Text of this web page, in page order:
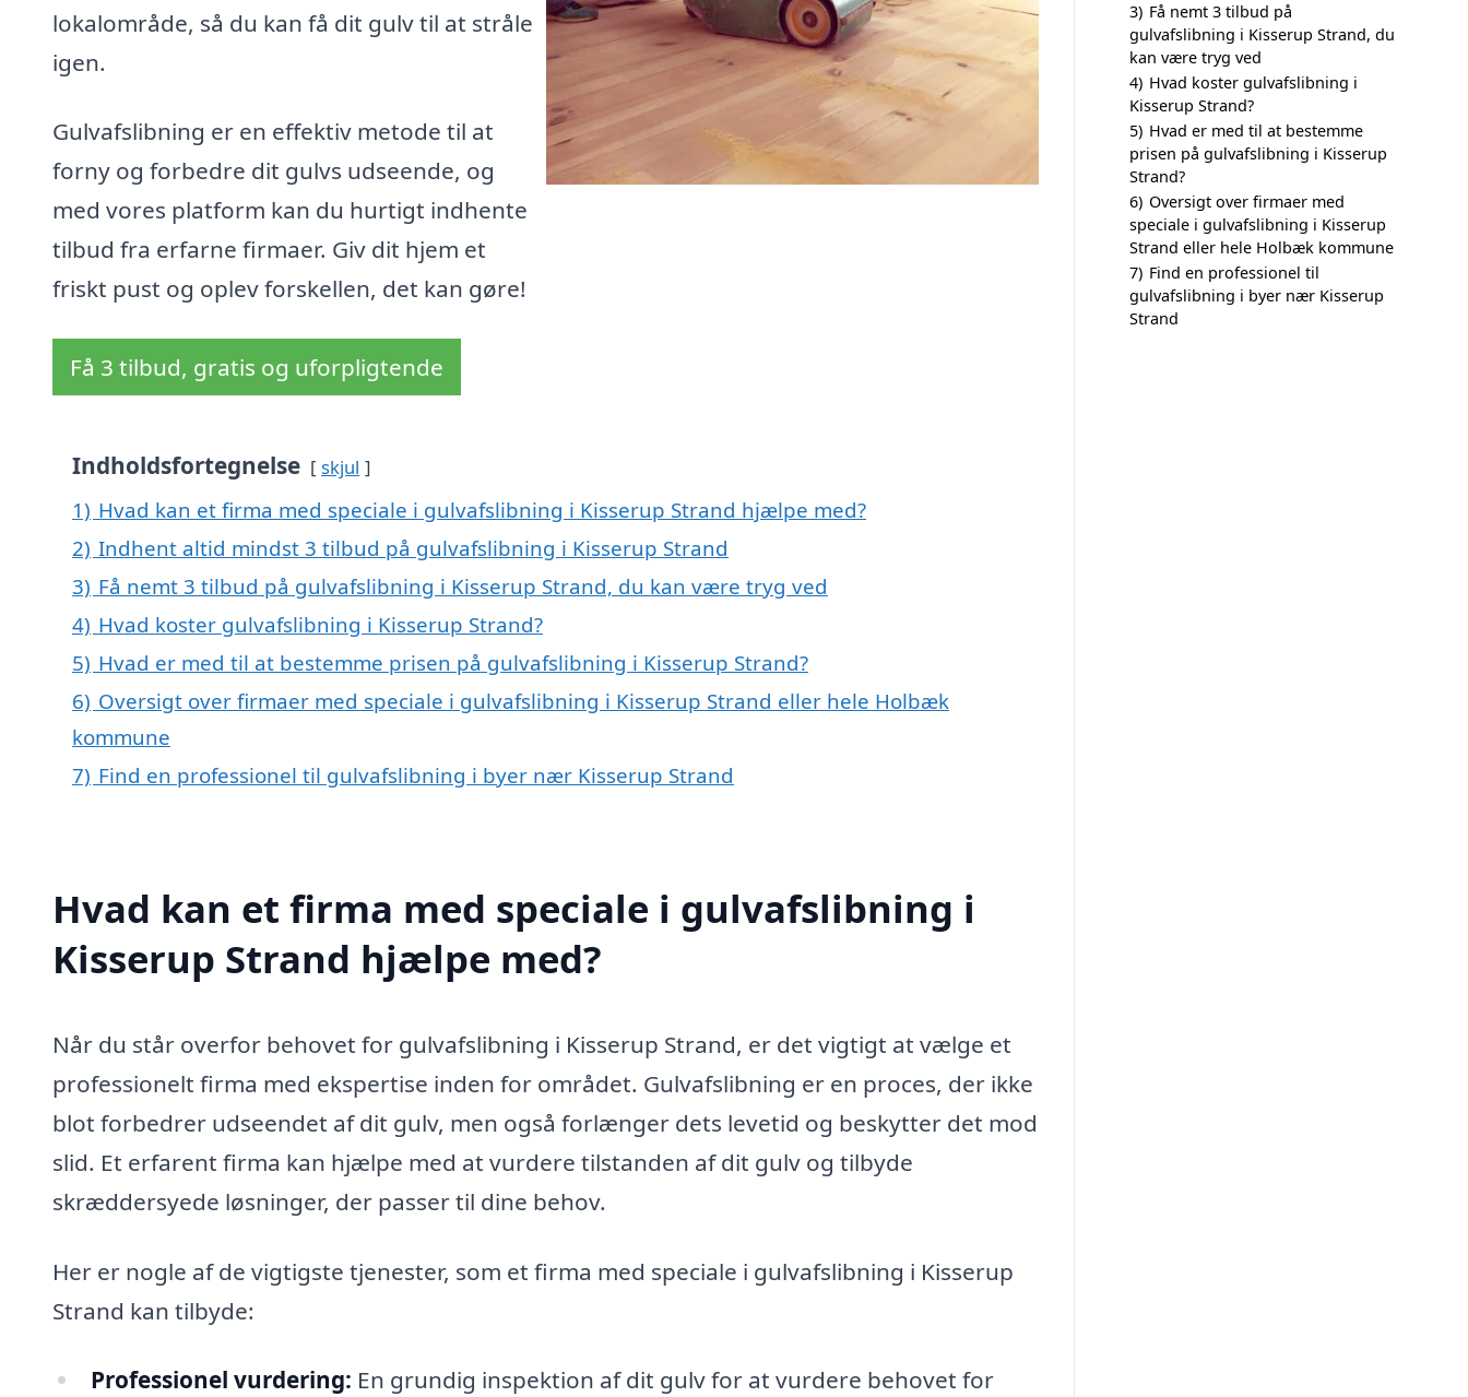
lokalområde, så du kan få dit gulv til at stråle
igen.
Gulvafslibning er en effektiv metode til at
forny og forbedre dit gulvs udseende, og
med vores platform kan du hurtigt indhente
tilbud fra erfarne firmaer. Giv dit hjem et
friskt pust og oplev forskellen, det kan gøre!
Få 3 tilbud, gratis og uforpligtende
Indholdsfortegnelse skjul
1) Hvad kan et firma med speciale i gulvafslibning i Kisserup Strand hjælpe med?
2) Indhent altid mindst 3 tilbud på gulvafslibning i Kisserup Strand
3) Få nemt 3 tilbud på gulvafslibning i Kisserup Strand, du kan være tryg ved
4) Hvad koster gulvafslibning i Kisserup Strand?
5) Hvad er med til at bestemme prisen på gulvafslibning i Kisserup Strand?
6) Oversigt over firmaer med speciale i gulvafslibning i Kisserup Strand eller hele Holbæk
kommune
7) Find en professionel til gulvafslibning i byer nær Kisserup Strand
Hvad kan et firma med speciale i gulvafslibning i
Kisserup Strand hjælpe med?
Når du står overfor behovet for gulvafslibning i Kisserup Strand, er det vigtigt at vælge et
professionelt firma med ekspertise inden for området. Gulvafslibning er en proces, der ikke
blot forbedrer udseendet af dit gulv, men også forlænger dets levetid og beskytter det mod
slid. Et erfarent firma kan hjælpe med at vurdere tilstanden af dit gulv og tilbyde
skræddersyede løsninger, der passer til dine behov.
Her er nogle af de vigtigste tjenester, som et firma med speciale i gulvafslibning i Kisserup
Strand kan tilbyde:
Professionel vurdering: En grundig inspektion af dit gulv for at vurdere behovet for
3) Få nemt 3 tilbud på
gulvafslibning i Kisserup Strand, du
kan være tryg ved
4) Hvad koster gulvafslibning i
Kisserup Strand?
5) Hvad er med til at bestemme
prisen på gulvafslibning i Kisserup
Strand?
6) Oversigt over firmaer med
speciale i gulvafslibning i Kisserup
Strand eller hele Holbæk kommune
7) Find en professionel til
gulvafslibning i byer nær Kisserup
Strand